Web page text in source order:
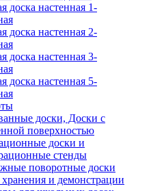
доска настенная 1-
доска настенная 2-
доска настенная 3-
доска настенная 5-
доски, Доски с
поверхностью
доски и
стенды
поворотные доски
и демонстрации